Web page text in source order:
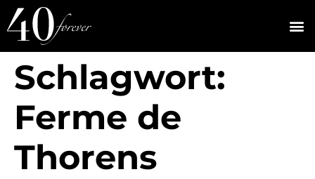
Schlagwort:
Ferme de
Thorens